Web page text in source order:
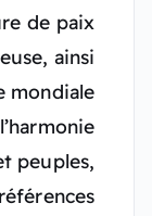
de paix
ainsi
mondiale
peuples,